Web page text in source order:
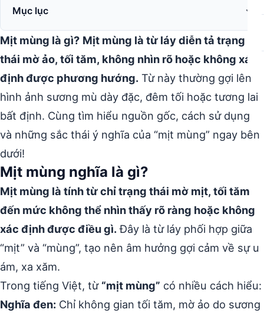
Mục lục
Mịt mùng là gì? Mịt mùng là từ láy diễn tả trạng
thái mờ ảo, tối tăm, không nhìn rõ hoặc không xác
định được phương hướng. Từ này thường gợi lên
hình ảnh sương mù dày đặc, đêm tối hoặc tương lai
bất định. Cùng tìm hiểu nguồn gốc, cách sử dụng
và những sắc thái ý nghĩa của “mịt mùng” ngay bên
dưới!
Mịt mùng nghĩa là gì?
Mịt mùng là tính từ chỉ trạng thái mờ mịt, tối tăm
đến mức không thể nhìn thấy rõ ràng hoặc không
xác định được điều gì.Đây là từ láy phối hợp giữa
“mịt” và “mùng”, tạo nên âm hưởng gợi cảm về sự u
ám, xa xăm.
Trong tiếng Việt, từ “mịt mùng” có nhiều cách hiểu:
Nghĩa đen: Chỉ không gian tối tăm, mờ ảo do sương